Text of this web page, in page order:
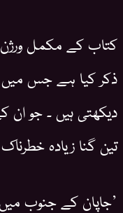
کتاب کے مکمل ورژن
ذکر کیا ہے جس میں
تین گنا زیادہ
’جاپان کے جنوب میں